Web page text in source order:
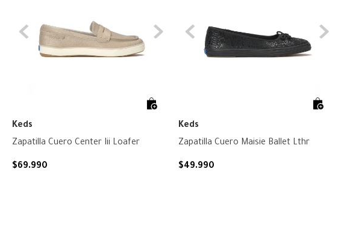
Keds
Zapatilla Cuero Center Iii Loafer
$69.990
Keds
Zapatilla Cuero Maisie Ballet Lthr
$49.990